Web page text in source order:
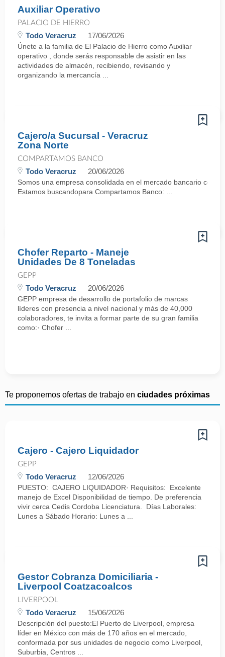
Auxiliar Operativo
PALACIO DE HIERRO
Todo Veracruz 17/06/2026
Únete a la familia de El Palacio de Hierro como Auxiliar
operativo , donde serás responsable de asistir en las
actividades de almacén, recibiendo, revisando y
organizando la mercancía ...
Cajero/a Sucursal - Veracruz
Zona Norte
COMPARTAMOS BANCO
Todo Veracruz 20/06/2026
Somos una empresa consolidada en el mercado bancario con
Estamos buscandopara Compartamos Banco: ...
Chofer Reparto - Maneje
Unidades De 8 Toneladas
GEPP
Todo Veracruz 20/06/2026
GEPP empresa de desarrollo de portafolio de marcas
líderes con presencia a nivel nacional y más de 40,000
colaboradores, te invita a formar parte de su gran familia
como:· Chofer ...
Te proponemos ofertas de trabajo en ciudades próximas
Cajero - Cajero Liquidador
GEPP
Todo Veracruz 12/06/2026
PUESTO: CAJERO LIQUIDADOR· Requisitos: Excelente
manejo de Excel Disponibilidad de tiempo. De preferencia
vivir cerca Cedis Cordoba Licenciatura. Días Laborales:
Lunes a Sábado Horario: Lunes a ...
Gestor Cobranza Domiciliaria -
Liverpool Coatzacoalcos
LIVERPOOL
Todo Veracruz 15/06/2026
Descripción del puesto:El Puerto de Liverpool, empresa
líder en México con más de 170 años en el mercado,
conformada por sus unidades de negocio como Liverpool,
Suburbia, Centros ...